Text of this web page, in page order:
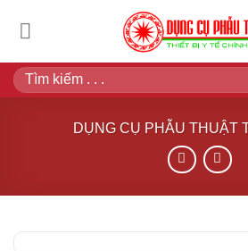
dung
Tìm
kiếm:
DỤNG CỤ PHẪU THUẬT